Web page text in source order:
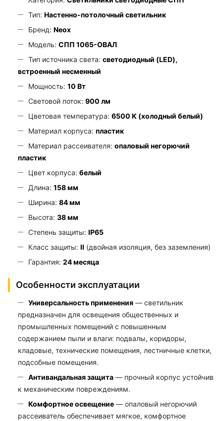
Тип: Настенно-потолочный светильник
Бренд: Neox
Модель: СПП 1065-ОВАЛ
Тип источника света: светодиодный (LED),
встроенный несменный
Мощность: 10 Вт
Световой поток: 900 лм
Цветовая температура: 6500 К (холодный белый)
Материал корпуса: пластик
Материал рассеивателя: опаловый негорючий
пластик
Цвет корпуса: белый
Длина: 158 мм
Ширина: 84 мм
Высота: 38 мм
Степень защиты: IP65
Класс защиты: II (двойная изоляция, без заземления)
Гарантия: 24 месяца
Особенности эксплуатации
Универсальность применения — светильник
предназначен для освещения общественных и
промышленных помещений с повышенным
содержанием пыли и влаги: подвалы, коридоры,
кладовые, технические помещения, лестничные клетки,
подсобные помещения.
Антивандальная защита — прочный корпус устойчив
к механическим повреждениям.
Комфортное освещение — опаловый негорючий
рассеиватель обеспечивает мягкое, комфортное